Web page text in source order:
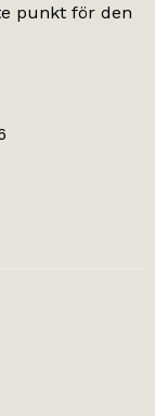
punkt för den